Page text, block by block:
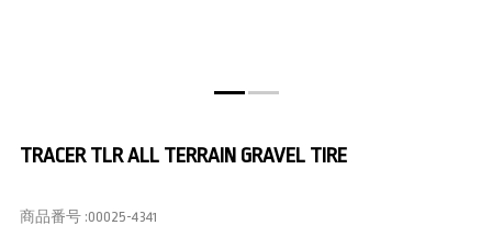
TRACER TLR ALL TERRAIN GRAVEL TIRE
商品番号 :00025-4341